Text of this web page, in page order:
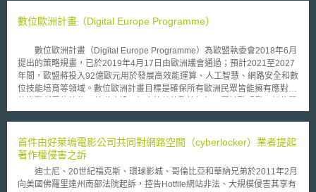
數位歐洲計畫（Digital Europe Programme）
數位歐洲計畫（Digital Europe Programme）為歐盟執委會2018年6月
提出的策略規畫，已於2019年4月17日由歐洲議會通過；預計2021至2027
年間，歐盟將投入92億歐元用於發展高效能運算、人工智慧、網路安全和數
位技能培育等領域。數位歐洲計畫目標是確保所有歐洲民眾皆能擁有應對數
一市場政策的一部分，預估將創造400萬個就業機會、推動4150億歐元的經
預算分配： （1）27億歐元用於高效能運算（預計在2022至2023年建立高
效能運算及數據處理能力，2026至2027年將技術導入高階設施設備）。
（2）25億歐元投入人工智慧（支持企業及公部門使用AI、建立安全便利且
能儲存大量數據的運算系統、鼓勵會員國相互合作進行AI測試）。 （3）20
億歐元用於網路安全技術（採購先進網路安全設備及數位基礎設施、拓展網
首件由好萊塢電影公司共同對網路空間（cyberlocker）業者提起
著作權侵害之訴
迪士尼、20世紀福克斯、環球影城、哥倫比亞和華納兄弟於2011年2月
向美國佛羅里達州南部法院起訴，控告Hotfile網站非法、大規模侵害其享有